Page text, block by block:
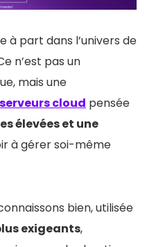
à part dans l’univers de
n’est pas un
mais une
serveurs cloud pensée
élevées et une
à gérer soi-même
bien, utilisée
exigeants,